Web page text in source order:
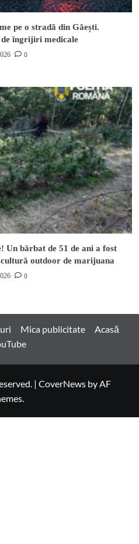
pe o stradă din Găești.
îngrijiri medicale
0
Un bărbat de 51 de ani a fost
outdoor de marijuana
0
Mica publicitate
Acasă
| CoverNews by AF